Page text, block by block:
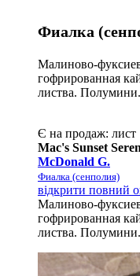
Фиалка
Малиново-
гофрированная
листва. Полумини.
Є на продаж: лист
Mac's Sunset
McDonald G.
Фиалка (сенполия)
відкрити повний
Малиново-
гофрированная
листва. Полумини.